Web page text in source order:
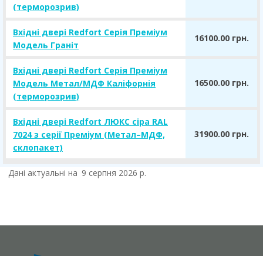
(терморозрив)
Вхідні двері Redfort Серія Преміум
Модель Граніт
16100.00 грн.
Вхідні двері Redfort Серія Преміум
Модель Метал/МДФ Каліфорнія
(терморозрив)
16500.00 грн.
Вхідні двері Redfort ЛЮКС сіра RAL
7024 з серії Преміум (Метал–МДФ,
склопакет)
31900.00 грн.
Дані актуальні на 9 серпня 2026 р.